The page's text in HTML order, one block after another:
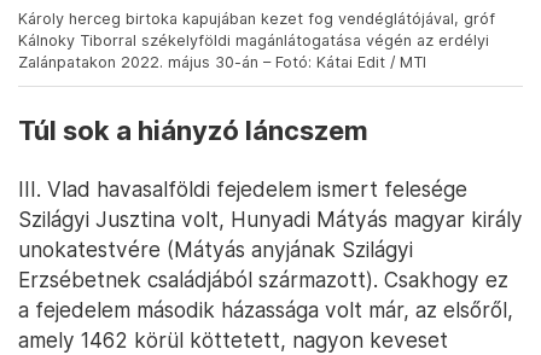
Károly herceg birtoka kapujában kezet fog vendéglátójával, gróf
Kálnoky Tiborral székelyföldi magánlátogatása végén az erdélyi
Zalánpatakon 2022. május 30-án – Fotó: Kátai Edit / MTI
Túl sok a hiányzó láncszem
III. Vlad havasalföldi fejedelem ismert felesége
Szilágyi Jusztina volt, Hunyadi Mátyás magyar király
unokatestvére (Mátyás anyjának Szilágyi
Erzsébetnek családjából származott). Csakhogy ez
a fejedelem második házassága volt már, az elsőről,
amely 1462 körül köttetett, nagyon keveset